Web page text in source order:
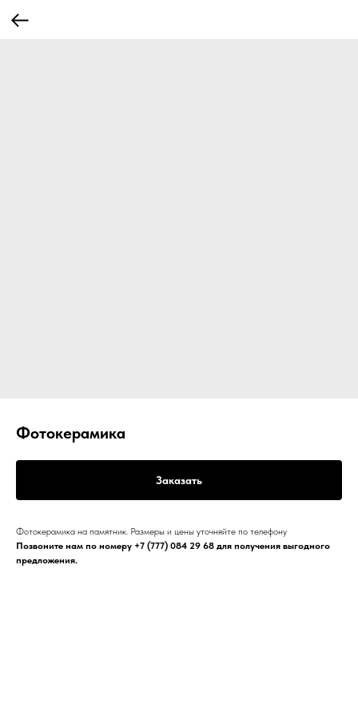
Фотокерамика
Заказать
Фотокерамика на памятник. Размеры и цены уточняйте по телефону
Позвоните нам по номеру +7 (777) 084 29 68 для получения выгодного
предложения.